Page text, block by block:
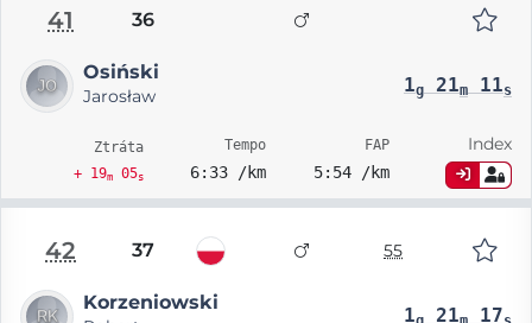
41 36
Osiński
Jarosław 1g21m11s
Ztráta
+ 19m05s
Tempo
6:33 /km
FAP
5:54 /km
Index
42 37 55
Korzeniowski
1 21 17